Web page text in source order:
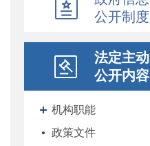
公开制度
法定主动
公开内容
机构职能
政策文件